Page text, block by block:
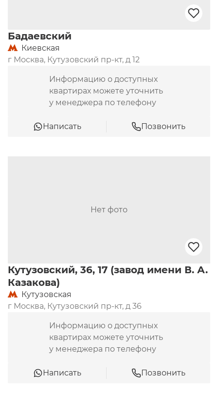
Бадаевский
Киевская
г Москва, Кутузовский пр-кт, д 12
Информацию о доступных
квартирах можете уточнить
у менеджера по телефону
Написать Позвонить
Нет фото
Кутузовский, 36, 17 (завод имени В. А.
Казакова)
Кутузовская
г Москва, Кутузовский пр-кт, д 36
Информацию о доступных
квартирах можете уточнить
у менеджера по телефону
Написать Позвонить